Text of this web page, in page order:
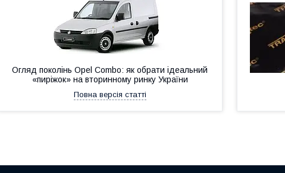
Огляд поколінь Opel Combo: як обрати ідеальний
«пиріжок» на вторинному ринку України
Повна версія статті